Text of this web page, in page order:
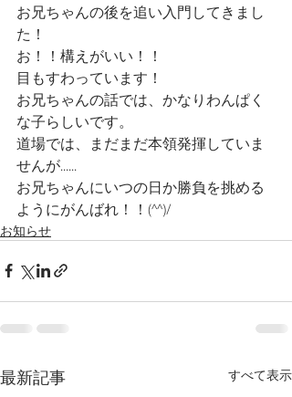
お兄ちゃんの後を追い入門してきまし
た！
お！！構えがいい！！
目もすわっています！
お兄ちゃんの話では、かなりわんぱく
な子らしいです。
道場では、まだまだ本領発揮していま
お兄ちゃんにいつの日か勝負を挑める
ようにがんばれ！！(^^)/
お知らせ
最新記事 すべて表示